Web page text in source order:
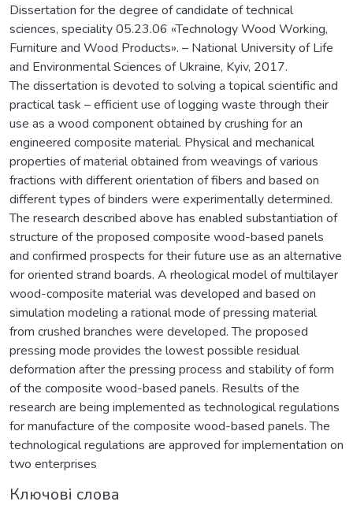
Dissertation for the degree of candidate of technical
sciences, speciality 05.23.06 «Technology Wood Working,
Furniture and Wood Products». – National University of Life
and Environmental Sciences of Ukraine, Kyiv, 2017.
The dissertation is devoted to solving a topical scientific and
practical task – efficient use of logging waste through their
use as a wood component obtained by crushing for an
engineered composite material. Physical and mechanical
properties of material obtained from weavings of various
fractions with different orientation of fibers and based on
different types of binders were experimentally determined.
The research described above has enabled substantiation of
structure of the proposed composite wood-based panels
and confirmed prospects for their future use as an alternative
for oriented strand boards. A rheological model of multilayer
wood-composite material was developed and based on
simulation modeling a rational mode of pressing material
from crushed branches were developed. The proposed
pressing mode provides the lowest possible residual
deformation after the pressing process and stability of form
of the composite wood-based panels. Results of the
research are being implemented as technological regulations
for manufacture of the composite wood-based panels. The
technological regulations are approved for implementation on
two enterprises
Ключові слова